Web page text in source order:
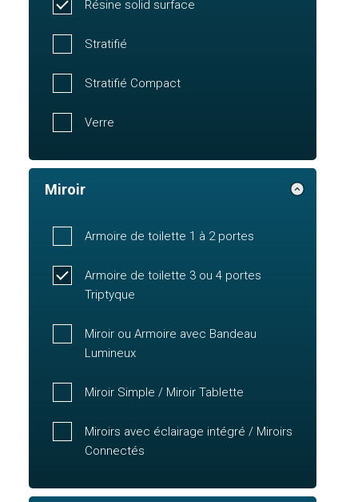
Résine solid surface
Stratifié
Stratifié Compact
Verre
Miroir
Armoire de toilette 1 à 2 portes
Armoire de toilette 3 ou 4 portes
Triptyque
Miroir ou Armoire avec Bandeau
Lumineux
Miroir Simple / Miroir Tablette
Miroirs avec éclairage intégré / Miroirs
Connectés